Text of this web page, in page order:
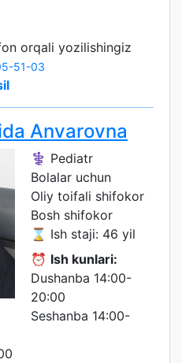
orqali yozilishingiz
51-03
Anvarovna
⚕️ Pediatr
Bolalar uchun
Oliy toifali shifokor
Bosh shifokor
⌛ Ish staji: 46 yil
⏰ Ish kunlari:
Dushanba 14:00-
20:00
Seshanba 14:00-